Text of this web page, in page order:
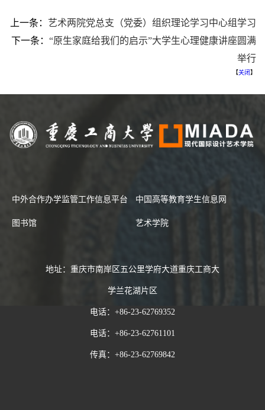
上一条： 艺术两院党总支（党委）组织理论学习中心组学习
下一条： “原生家庭给我们的启示”大学生心理健康讲座圆满
举行
【关闭 】
中外合作办学监管工作信息平台 中国高等教育学生信息网
图书馆 艺术学院
地址：重庆市南岸区五公里学府大道重庆工商大
学兰花湖片区
电话：+86-23-62769352
电话：+86-23-62761101
传真：+86-23-62769842